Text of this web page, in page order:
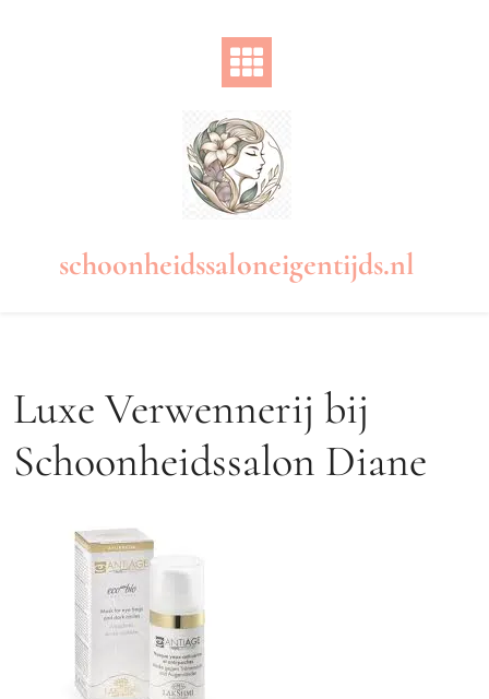
schoonheidssaloneigentijds.nl
Luxe Verwennerij bij
Schoonheidssalon Diane